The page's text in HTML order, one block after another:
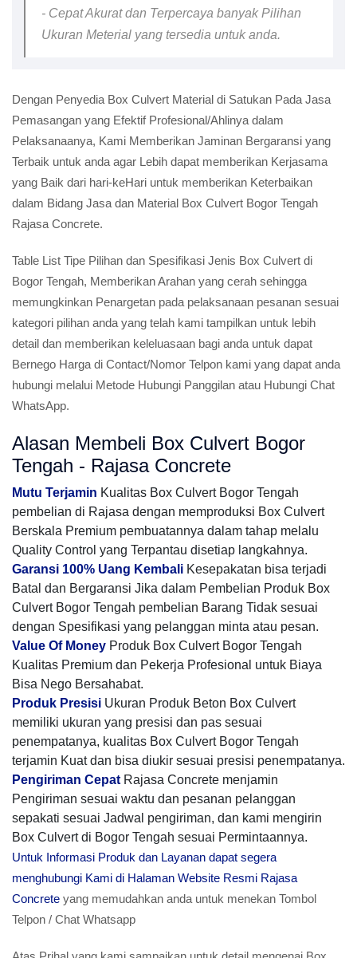
- Cepat Akurat dan Terpercaya banyak Pilihan
Ukuran Meterial yang tersedia untuk anda.
Dengan Penyedia Box Culvert Material di Satukan Pada Jasa
Pemasangan yang Efektif Profesional/Ahlinya dalam
Pelaksanaanya, Kami Memberikan Jaminan Bergaransi yang
Terbaik untuk anda agar Lebih dapat memberikan Kerjasama
yang Baik dari hari-keHari untuk memberikan Keterbaikan
dalam Bidang Jasa dan Material Box Culvert Bogor Tengah
Rajasa Concrete.
Table List Tipe Pilihan dan Spesifikasi Jenis Box Culvert di
Bogor Tengah, Memberikan Arahan yang cerah sehingga
memungkinkan Penargetan pada pelaksanaan pesanan sesuai
kategori pilihan anda yang telah kami tampilkan untuk lebih
detail dan memberikan keleluasaan bagi anda untuk dapat
Bernego Harga di Contact/Nomor Telpon kami yang dapat anda
hubungi melalui Metode Hubungi Panggilan atau Hubungi Chat
WhatsApp.
Alasan Membeli Box Culvert Bogor
Tengah - Rajasa Concrete
Mutu Terjamin Kualitas Box Culvert Bogor Tengah
pembelian di Rajasa dengan memproduksi Box Culvert
Berskala Premium pembuatannya dalam tahap melalu
Quality Control yang Terpantau disetiap langkahnya.
Garansi 100% Uang Kembali Kesepakatan bisa terjadi
Batal dan Bergaransi Jika dalam Pembelian Produk Box
Culvert Bogor Tengah pembelian Barang Tidak sesuai
dengan Spesifikasi yang pelanggan minta atau pesan.
Value Of Money Produk Box Culvert Bogor Tengah
Kualitas Premium dan Pekerja Profesional untuk Biaya
Bisa Nego Bersahabat.
Produk Presisi Ukuran Produk Beton Box Culvert
memiliki ukuran yang presisi dan pas sesuai
penempatanya, kualitas Box Culvert Bogor Tengah
terjamin Kuat dan bisa diukir sesuai presisi penempatanya.
Pengiriman Cepat Rajasa Concrete menjamin
Pengiriman sesuai waktu dan pesanan pelanggan
sepakati sesuai Jadwal pengiriman, dan kami mengirin
Box Culvert di Bogor Tengah sesuai Permintaannya.
Untuk Informasi Produk dan Layanan dapat segera
menghubungi Kami di Halaman Website Resmi Rajasa
Concrete yang memudahkan anda untuk menekan Tombol
Telpon / Chat Whatsapp